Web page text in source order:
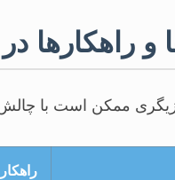
راهکارها
ممکن است با
راهکار